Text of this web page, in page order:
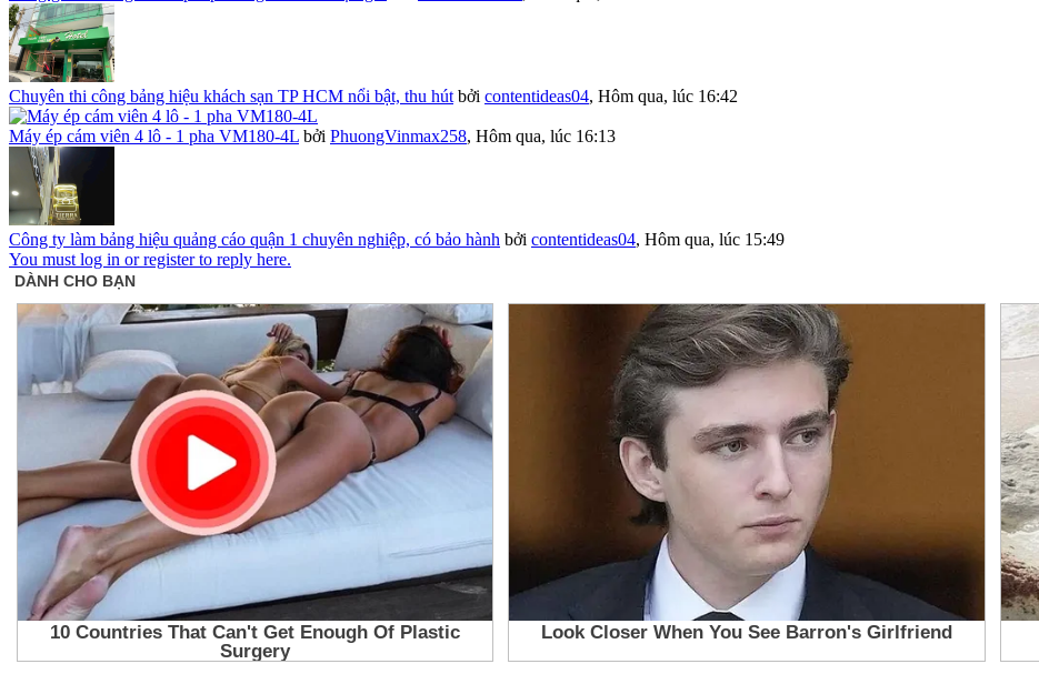
Chuyên thi công bảng hiệu khách sạn TP HCM nổi bật, thu hút bởi contentideas04, Hôm qua, lúc 16:42
Máy ép cám viên 4 lô - 1 pha VM180-4L bởi PhuongVinmax258, Hôm qua, lúc 16:13
Công ty làm bảng hiệu quảng cáo quận 1 chuyên nghiệp, có bảo hành bởi contentideas04, Hôm qua, lúc 15:49
You must log in or register to reply here.